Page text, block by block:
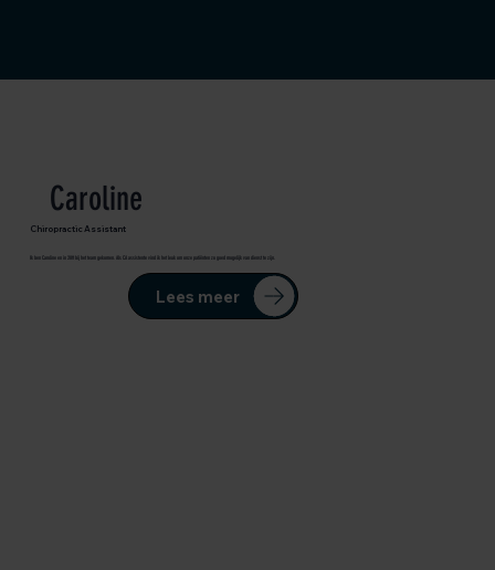
Caroline
Chiropractic Assistant
Ik ben Caroline en in 2011 bij het team gekomen. Als CA assistente vind ik het leuk om onze patiënten zo goed mogelijk van dienst te zijn.
Lees meer